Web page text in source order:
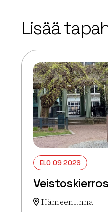
Lisää
ELO 09 2026
Veistoskierros
Hämeenlinna